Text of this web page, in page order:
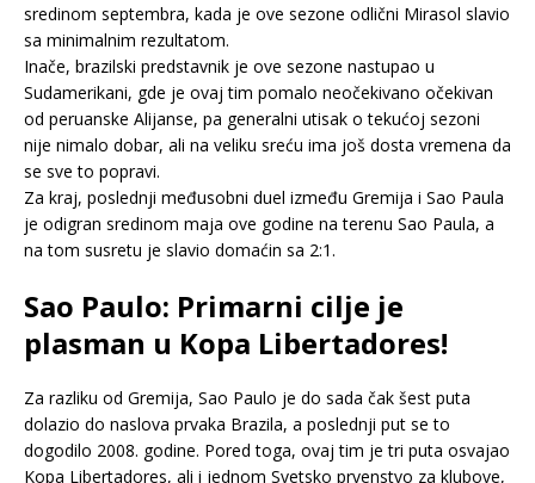
sredinom septembra, kada je ove sezone odlični Mirasol slavio
sa minimalnim rezultatom.
Inače, brazilski predstavnik je ove sezone nastupao u
Sudamerikani, gde je ovaj tim pomalo neočekivano očekivan
od peruanske Alijanse, pa generalni utisak o tekućoj sezoni
nije nimalo dobar, ali na veliku sreću ima još dosta vremena da
se sve to popravi.
Za kraj, poslednji međusobni duel između Gremija i Sao Paula
je odigran sredinom maja ove godine na terenu Sao Paula, a
na tom susretu je slavio domaćin sa 2:1.
Sao Paulo: Primarni cilje je
plasman u Kopa Libertadores!
Za razliku od Gremija, Sao Paulo je do sada čak šest puta
dolazio do naslova prvaka Brazila, a poslednji put se to
dogodilo 2008. godine. Pored toga, ovaj tim je tri puta osvajao
Kopa Libertadores, ali i jednom Svetsko prvenstvo za klubove,